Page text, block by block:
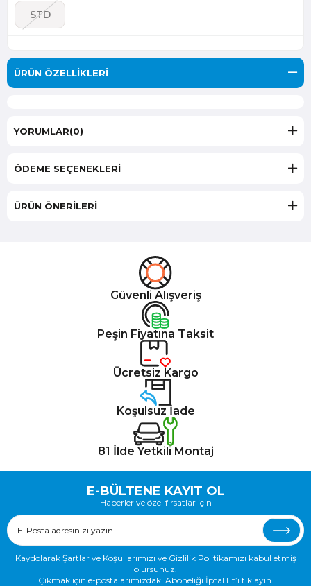
STD
ÜRÜN ÖZELLIKLERI
YORUMLAR(0)
ÖDEME SEÇENEKLERI
ÜRÜN ÖNERILERI
Güvenli Alışveriş
Peşin Fiyatına Taksit
Ücretsiz Kargo
Koşulsuz İade
81 İlde Yetkili Montaj
E-BÜLTENE KAYIT OL
Haberler ve özel fırsatlar için
Kaydolarak Şartlar ve Koşullarımızı ve Gizlilik Politikamızı kabul etmiş
olursunuz.
Çıkmak için e-postalarımızdaki Aboneliği İptal Et’i tıklayın.